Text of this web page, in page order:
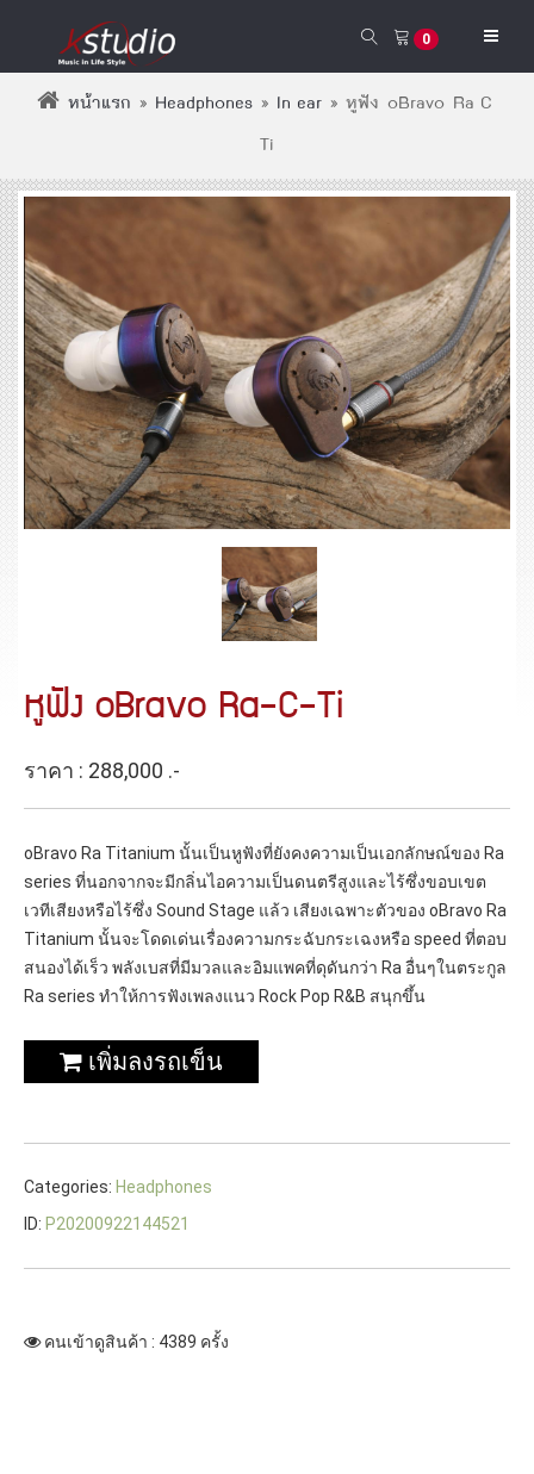
0
หน้าแรก » Headphones» In-ear» หูฟัง oBravo Ra-C-
Ti
หูฟัง oBravo Ra-C-Ti
ราคา : 288,000 .-
oBravo Ra Titanium นั้นเป็นหูฟังที่ยังคงความเป็นเอกลักษณ์ของ Ra
series ที่นอกจากจะมีกลิ่นไอความเป็นดนตรีสูงและไร้ซึ่งขอบเขต
เวทีเสียงหรือไร้ซึ่ง Sound Stage แล้ว เสียงเฉพาะตัวของ oBravo Ra
Titanium นั้นจะโดดเด่นเรื่องความกระฉับกระเฉงหรือ speed ที่ตอบ
สนองได้เร็ว พลังเบสที่มีมวลและอิมแพคที่ดุดันกว่า Ra อื่นๆในตระกูล
Ra series ทำให้การฟังเพลงแนว Rock Pop R&B สนุกขึ้น
เพิ่มลงรถเข็น
Categories: Headphones
ID: P20200922144521
คนเข้าดูสินค้า : 4389 ครั้ง